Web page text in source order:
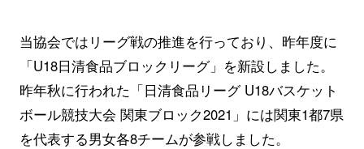
当協会ではリーグ戦の推進を行っており、昨年度に
「U18日清食品ブロックリーグ」を新設しました。
昨年秋に行われた「日清食品リーグ U18バスケット
ボール競技大会 関東ブロック2021」には関東1都7県
を代表する男女各8チームが参戦しました。